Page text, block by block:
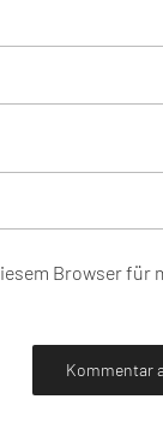
Browser für